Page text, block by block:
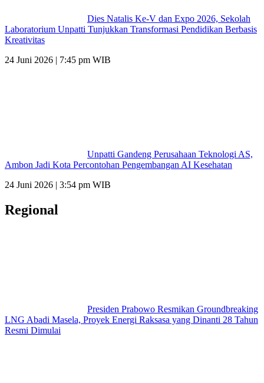
Dies Natalis Ke-V dan Expo 2026, Sekolah
Laboratorium Unpatti Tunjukkan Transformasi Pendidikan Berbasis
Kreativitas
24 Juni 2026 | 7:45 pm WIB
Unpatti Gandeng Perusahaan Teknologi AS,
Ambon Jadi Kota Percontohan Pengembangan AI Kesehatan
24 Juni 2026 | 3:54 pm WIB
Regional
Presiden Prabowo Resmikan Groundbreaking
LNG Abadi Masela, Proyek Energi Raksasa yang Dinanti 28 Tahun
Resmi Dimulai